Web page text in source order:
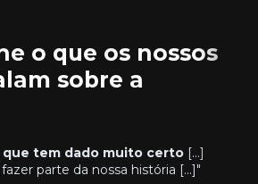
o que os nossos
sobre a
que tem dado muito certo [...]
parte da nossa história [...]"